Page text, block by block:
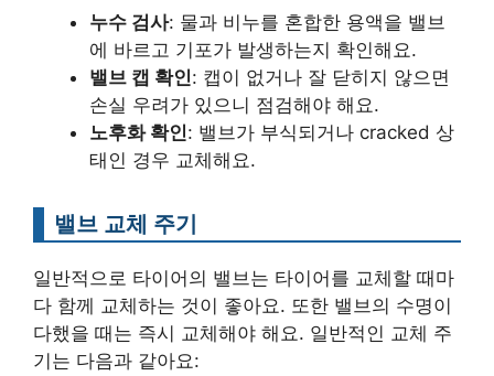
누수 검사: 물과 비누를 혼합한 용액을 밸브
에 바르고 기포가 발생하는지 확인해요.
밸브 캡 확인: 캡이 없거나 잘 닫히지 않으면
손실 우려가 있으니 점검해야 해요.
노후화 확인: 밸브가 부식되거나 cracked 상
태인 경우 교체해요.
밸브 교체 주기
일반적으로 타이어의 밸브는 타이어를 교체할 때마
다 함께 교체하는 것이 좋아요. 또한 밸브의 수명이
다했을 때는 즉시 교체해야 해요. 일반적인 교체 주
기는 다음과 같아요: